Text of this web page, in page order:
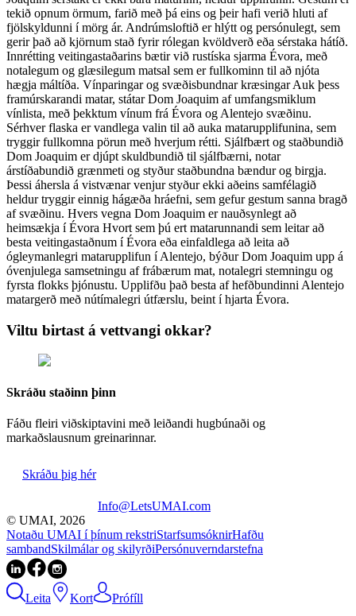
tekið opnum örmum, farið með þá eins og þeir hafi verið hluti af
fjölskyldunni í mörg ár. Andrúmsloftið er hlýtt og persónulegt, sem
gerir það að kjörnum stað fyrir rólegan kvöldverð eða sérstaka hátíð.
Innrétting veitingastaðarins bætir við rustíska sjarma Évora, með
notalegum og glæsilegum matsal sem er fullkominn til að njóta
hægja máltíða. Vínparingar og svæðisbundnar kræsingar Auk þess
framúrskarandi matar, státar Dom Joaquim af umfangsmiklum
vínlista, með þekktum vínum frá Évora og Alentejo svæðinu.
Sérhver flaska er vandlega valin til að auka matarupplifunina, sem
tryggir fullkomna pörun með hverjum rétti. Sjálfbært og staðbundið
Dom Joaquim er djúpt skuldbundið til sjálfbærni, notar
árstíðabundið grænmeti og styður staðbundna bændur og birgja.
Þessi áhersla á vistvænar venjur styður ekki aðeins samfélagið
heldur tryggir einnig hágæða hráefni, sem gefur gestum sanna bragð
af svæðinu. Hvers vegna Dom Joaquim er nauðsynlegt að
heimsækja í Évora Hvort sem þú ert matarunnandi sem leitar að
besta veitingastaðnum í Évora eða einfaldlega að leita að
ógleymanlegri matarupplifun í Alentejo, býður Dom Joaquim upp á
óvenjulega samsetningu af frábærum mat, notalegri stemningu og
fyrsta flokks þjónustu. Upplifðu það besta af hefðbundinni Alentejo
matargerð með nútímalegri útfærslu, beint í hjarta Évora.
Viltu birtast á vettvangi okkar?
Skráðu staðinn þinn
Fáðu fleiri viðskiptavini með leiðandi hugbúnaði og
markaðslausnum greinarinnar.
Skráðu þig hér
Info@LetsUMAI.com
© UMAI, 2026
Notaðu UMAI í þínum rekstriStarfsumsóknirHafðu
sambandSkilmálar og skilyrðiPersónuverndarstefna
Leita Kort Prófíll